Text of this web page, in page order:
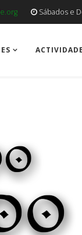
Sábados e